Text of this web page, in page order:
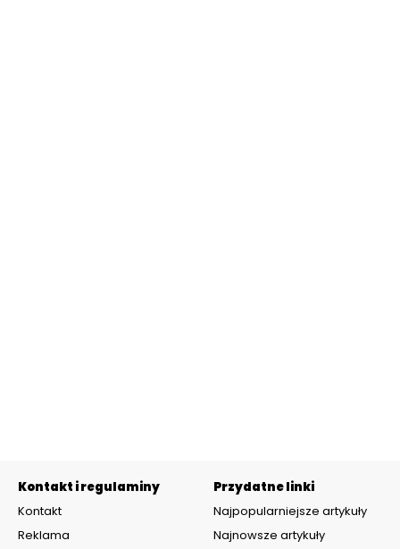
Kontakt i regulaminy
Kontakt
Reklama
Przydatne linki
Najpopularniejsze artykuły
Najnowsze artykuły